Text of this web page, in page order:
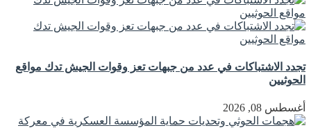
تجدد الاشتباكات في عدد من جبهات تعز وقوات الجيش تدك مواقع
الحوثيين
أغسطس 08, 2026